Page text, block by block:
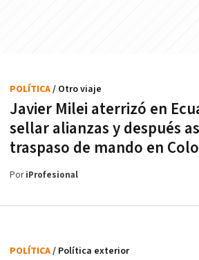
Javier Milei aterrizó en
sellar alianzas y después
traspaso de mando en
POLÍTICA/ Otro viaje
PoriProfesional
POLÍTICA/ Política exterior